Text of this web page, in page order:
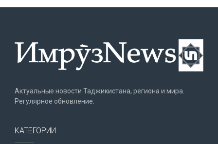
Актуальные новости Таджикистана, региона и мира.
Регулярное обновление.
КАТЕГОРИИ